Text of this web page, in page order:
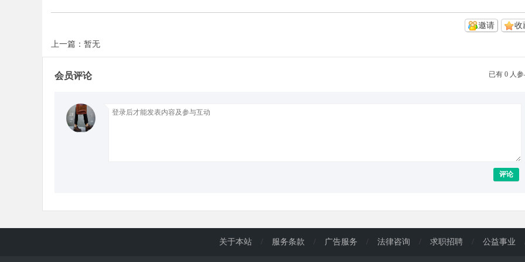
收
邀请
上一篇：暂无
已有 0 人
会员评论
评论
关于本站 / 服务条款 / 广告服务 / 法律咨询 / 求职招聘 / 公益事业